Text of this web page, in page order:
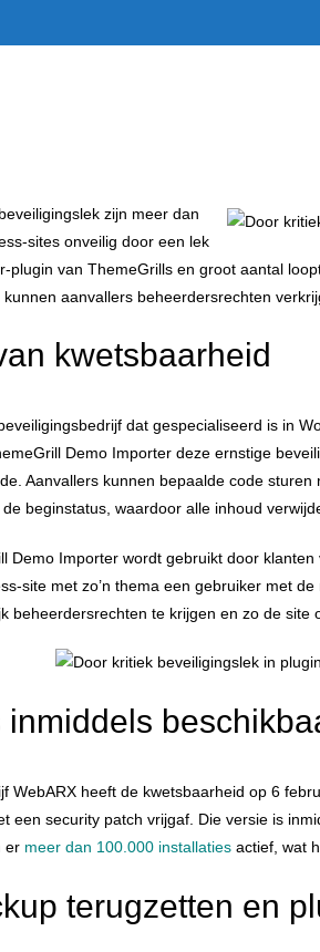
zijn meer dan
sites onveilig door een lek
plugin van ThemeGrills en groot aantal
aanvallers beheerdersrechten
kwetsbaarheid
dat gespecialiseerd is in
Demo Importer deze ernstige
Aanvallers kunnen bepaalde code
beginstatus, waardoor alle inhoud
Demo Importer wordt gebruikt door
site met zo’n thema een gebruiker met
beheerdersrechten te krijgen en zo de site
inmiddels
WebARX heeft de kwetsbaarheid op 6
een security patch vrijgaf. Die versie is
er meer dan 100.000 installaties actief, wat
terugzetten en